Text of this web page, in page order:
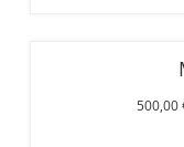
500,00